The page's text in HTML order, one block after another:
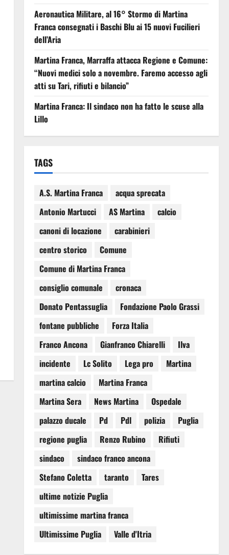
Aeronautica Militare, al 16° Stormo di Martina
Franca consegnati i Baschi Blu ai 15 nuovi Fucilieri
dell’Aria
Martina Franca, Marraffa attacca Regione e Comune:
“Nuovi medici solo a novembre. Faremo accesso agli
atti su Tari, rifiuti e bilancio”
Martina Franca: Il sindaco non ha fatto le scuse alla
Lillo
TAGS
A.S. Martina Franca
acqua sprecata
Antonio Martucci
AS Martina
calcio
canoni di locazione
carabinieri
centro storico
Comune
Comune di Martina Franca
consiglio comunale
cronaca
Donato Pentassuglia
Fondazione Paolo Grassi
fontane pubbliche
Forza Italia
Franco Ancona
Gianfranco Chiarelli
Ilva
incidente
Lc Solito Lega pro
Martina
martina calcio
Martina Franca
Martina Sera
News Martina
Ospedale
palazzo ducale
Pd Pdl polizia
Puglia
regione puglia
Renzo Rubino
Rifiuti
sindaco
sindaco franco ancona
Stefano Coletta
taranto
Tares
ultime notizie Puglia
ultimissime martina franca
Ultimissime Puglia
Valle d'Itria